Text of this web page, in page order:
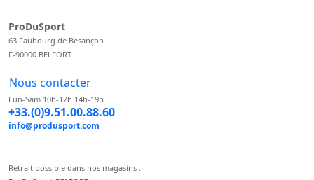
ProDuSport
63 Faubourg de Besançon
F-90000 BELFORT
Nous contacter
Lun-Sam 10h-12h 14h-19h
+33.(0)9.51.00.88.60
info@produsport.com
Retrait possible dans nos magasins :